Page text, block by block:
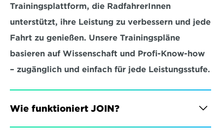
Trainingsplattform, die RadfahrerInnen
unterstützt, ihre Leistung zu verbessern und jede
Fahrt zu genießen. Unsere Trainingspläne
basieren auf Wissenschaft und Profi-Know-how
– zugänglich und einfach für jede Leistungsstufe.
Wie funktioniert JOIN?